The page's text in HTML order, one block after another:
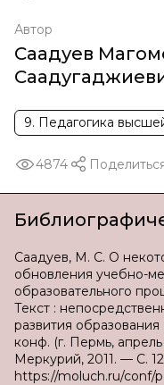
Автор
Саадуев
9. Педагогика
4874
Саадуев, М. С. О
обновления учебно-
образовательного
Текст :
развития
конф. (г. Пермь,
Меркурий, 2011. — С.
https://moluch.ru/conf/